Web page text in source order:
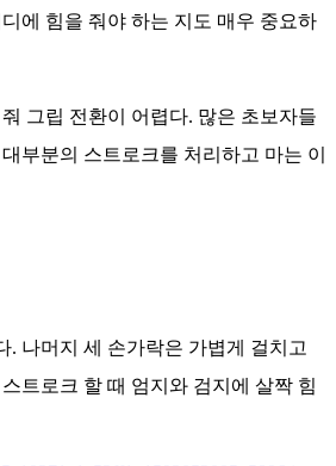
에 힘을 줘야 하는 지도 매우 중요하
그립 전환이 어렵다. 많은 초보자들
부분의 스트로크를 처리하고 마는 이
. 나머지 세 손가락은 가볍게 걸치고
트로크 할 때 엄지와 검지에 살짝 힘